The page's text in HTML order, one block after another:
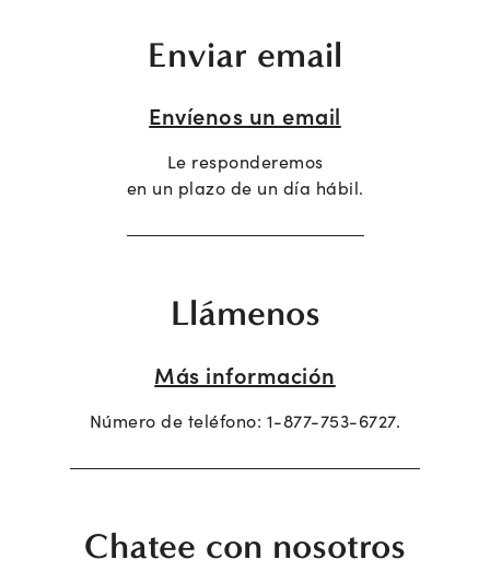
Enviar email
Envíenos un email
Le responderemos
en un plazo de un día hábil.
Llámenos
Más información
Número de teléfono: 1-877-753-6727.
Chatee con nosotros